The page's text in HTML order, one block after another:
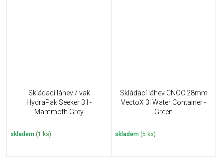
Skládací láhev / vak
HydraPak Seeker 3 l -
Mammoth Grey
skladem (1 ks)
Skládací láhev CNOC 28mm
VectoX 3l Water Container -
Green
skladem (5 ks)